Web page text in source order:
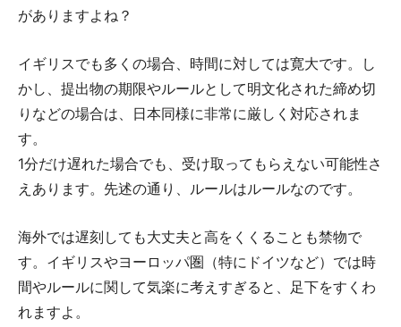
がありますよね？
イギリスでも多くの場合、時間に対しては寛大です。し
かし、提出物の期限やルールとして明文化された締め切
りなどの場合は、日本同様に非常に厳しく対応されま
す。
1分だけ遅れた場合でも、受け取ってもらえない可能性さ
えあります。先述の通り、ルールはルールなのです。
海外では遅刻しても大丈夫と高をくくることも禁物で
す。イギリスやヨーロッパ圏（特にドイツなど）では時
間やルールに関して気楽に考えすぎると、足下をすくわ
れますよ。